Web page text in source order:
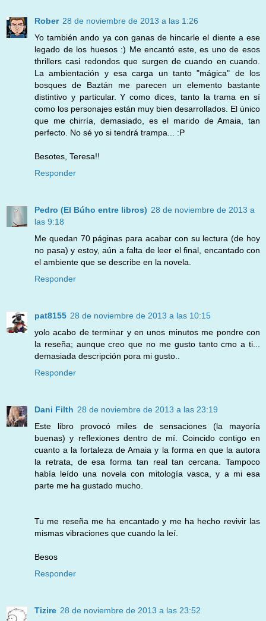
Rober 28 de noviembre de 2013 a las 1:26
Yo también ando ya con ganas de hincarle el diente a ese
legado de los huesos :) Me encantó este, es uno de esos
thrillers casi redondos que surgen de cuando en cuando.
La ambientación y esa carga un tanto "mágica" de los
bosques de Baztán me parecen un elemento bastante
distintivo y particular. Y como dices, tanto la trama en sí
como los personajes están muy bien desarrollados. El único
que me chirría, demasiado, es el marido de Amaia, tan
perfecto. No sé yo si tendrá trampa... :P
Besotes, Teresa!!
Responder
Pedro (El Búho entre libros) 28 de noviembre de 2013 a
las 9:18
Me quedan 70 páginas para acabar con su lectura (de hoy
no pasa) y estoy, aún a falta de leer el final, encantado con
el ambiente que se describe en la novela.
Responder
pat8155 28 de noviembre de 2013 a las 10:15
yolo acabo de terminar y en unos minutos me pondre con
la reseña; aunque creo que no me gusto tanto cmo a ti...
demasiada descripción pora mi gusto..
Responder
Dani Filth 28 de noviembre de 2013 a las 23:19
Este libro provocó miles de sensaciones (la mayoría
buenas) y reflexiones dentro de mí. Coincido contigo en
cuanto a la fortaleza de Amaia y la forma en que la autora
la retrata, de esa forma tan real tan cercana. Tampoco
había leído una novela con mitología vasca, y a mi esa
parte me ha gustado mucho.
Tu me reseña me ha encantado y me ha hecho revivir las
mismas vibraciones que cuando la leí.
Besos
Responder
Tizire 28 de noviembre de 2013 a las 23:52